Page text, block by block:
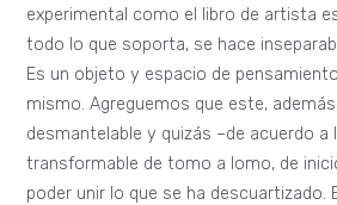
experimental como el libro de artista
todo lo que soporta, se hace
Es un objeto y espacio de
mismo. Agreguemos que este,
desmantelable y quizás –de acuerdo a
transformable de tomo a lomo, de
poder unir lo que se ha descuartizado.